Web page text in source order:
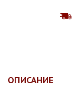
ОПИСАНИЕ